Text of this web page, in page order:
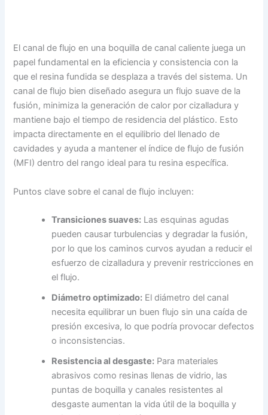
El canal de flujo en una boquilla de canal caliente juega un
papel fundamental en la eficiencia y consistencia con la
que el resina fundida se desplaza a través del sistema. Un
canal de flujo bien diseñado asegura un flujo suave de la
fusión, minimiza la generación de calor por cizalladura y
mantiene bajo el tiempo de residencia del plástico. Esto
impacta directamente en el equilibrio del llenado de
cavidades y ayuda a mantener el índice de flujo de fusión
(MFI) dentro del rango ideal para tu resina específica.
Puntos clave sobre el canal de flujo incluyen:
Transiciones suaves: Las esquinas agudas
pueden causar turbulencias y degradar la fusión,
por lo que los caminos curvos ayudan a reducir el
esfuerzo de cizalladura y prevenir restricciones en
el flujo.
Diámetro optimizado: El diámetro del canal
necesita equilibrar un buen flujo sin una caída de
presión excesiva, lo que podría provocar defectos
o inconsistencias.
Resistencia al desgaste: Para materiales
abrasivos como resinas llenas de vidrio, las
puntas de boquilla y canales resistentes al
desgaste aumentan la vida útil de la boquilla y